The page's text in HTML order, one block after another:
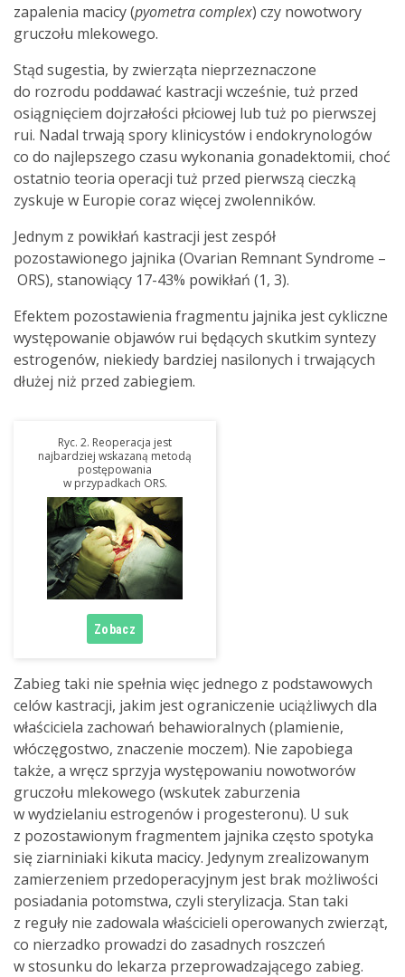
zapalenia macicy (pyometra complex) czy nowotwory
gruczołu mlekowego.
Stąd sugestia, by zwierząta nieprzeznaczone
do rozrodu poddawać kastracji wcześnie, tuż przed
osiągnięciem dojrzałości płciowej lub tuż po pierwszej
rui. Nadal trwają spory klinicystów i endokrynologów
co do najlepszego czasu wykonania gonadektomii, choć
ostatnio teoria operacji tuż przed pierwszą cieczką
zyskuje w Europie coraz więcej zwolenników.
Jednym z powikłań kastracji jest zespół
pozostawionego jajnika (Ovarian Remnant Syndrome –
ORS), stanowiący 17-43% powikłań (1, 3).
Efektem pozostawienia fragmentu jajnika jest cykliczne
występowanie objawów rui będących skutkim syntezy
estrogenów, niekiedy bardziej nasilonych i trwających
dłużej niż przed zabiegiem.
Ryc. 2. Reoperacja jest
najbardziej wskazaną metodą
postępowania
w przypadkach ORS.
Zabieg taki nie spełnia więc jednego z podstawowych
celów kastracji, jakim jest ograniczenie uciążliwych dla
właściciela zachowań behawioralnych (plamienie,
włóczęgostwo, znaczenie moczem). Nie zapobiega
także, a wręcz sprzyja występowaniu nowotworów
gruczołu mlekowego (wskutek zaburzenia
w wydzielaniu estrogenów i progesteronu). U suk
z pozostawionym fragmentem jajnika często spotyka
się ziarniniaki kikuta macicy. Jedynym zrealizowanym
zamierzeniem przedoperacyjnym jest brak możliwości
posiadania potomstwa, czyli sterylizacja. Stan taki
z reguły nie zadowala właścicieli operowanych zwierząt,
co nierzadko prowadzi do zasadnych roszczeń
w stosunku do lekarza przeprowadzającego zabieg.